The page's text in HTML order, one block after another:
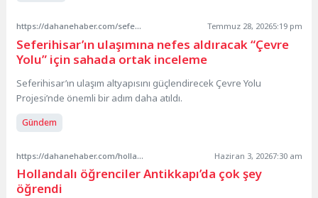
https://dahanehaber.com/seferihisarin-ulasimina-nefes-aldiracak-cevre-yolu-icin-sahada-ortak-inceleme/ Temmuz 28, 20265:19 pm
Seferihisar’ın ulaşımına nefes aldıracak “Çevre
Yolu” için sahada ortak inceleme
Seferihisar’ın ulaşım altyapısını güçlendirecek Çevre Yolu
Projesi’nde önemli bir adım daha atıldı.
Gündem
https://dahanehaber.com/hollandali-ogrenciler-antikkapida-cok-sey-ogrendi/ Haziran 3, 20267:30 am
Hollandalı öğrenciler Antikkapı’da çok şey
öğrendi